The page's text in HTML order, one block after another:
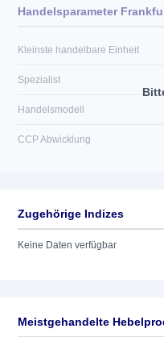
Handelsparameter
Kleinste handelbare Einheit
Spezialist
Handelsmodell
CCP Abwicklung
Zugehörige Indizes
Keine Daten verfügbar
Meistgehandelte